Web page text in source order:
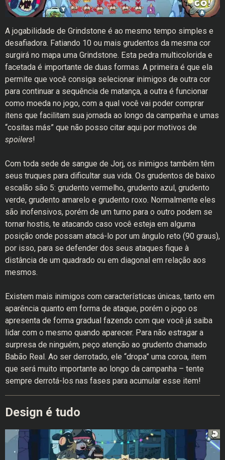
A jogabilidade de Grindstone é ao mesmo tempo simples e
desafiadora. Fatiando 10 ou mais grudentos da mesma cor
surgirá no mapa uma Grindstone. Esta pedra multicolorida e
facetada é importante de duas formas. A primeira é que ela
permite que você consiga selecionar inimigos de outra cor
para continuar a sequência de matança, a outra é funcionar
como moeda no jogo, com a qual você vai poder comprar
itens que facilitam sua jornada ao longo da campanha e umas
“cositas más” que não posso citar aqui por motivos de
spoilers!
Com toda sede de sangue de Jorj, os inimigos também têm
seus truques para dificultar sua vida. Os grudentos de baixo
escalão são 5: grudento vermelho, grudento azul, grudento
verde, grudento amarelo e grudento roxo. Normalmente eles
são inofensivos, porém de um turno para o outro podem se
tornar hostis, te atacando caso você esteja em alguma
posição onde possam atacá-lo por um ângulo reto (90 graus),
por isso, para se defender dos seus ataques fique à
distância de um quadrado ou em diagonal em relação aos
mesmos.
Existem mais inimigos com características únicas, tanto em
aparência quanto em forma de ataque, porém o jogo os
apresenta de forma gradual fazendo com que você já saiba
lidar com o mesmo quando aparecer. Para não estragar a
surpresa de ninguém, peço atenção ao grudento chamado
Babão Real. Ao ser derrotado, ele “dropa” uma coroa, item
que será muito importante ao longo da campanha – tente
sempre derrotá-los nas fases para acumular esse item!
Design é tudo